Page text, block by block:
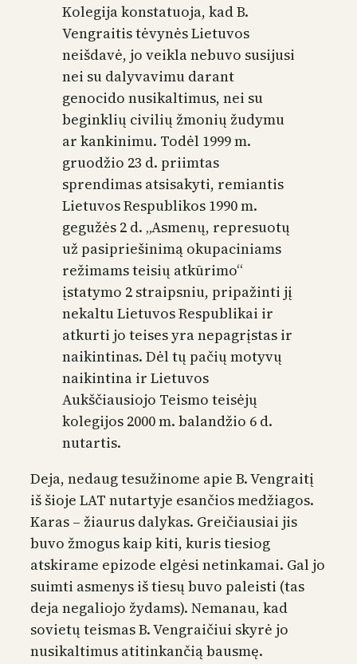
Kolegija konstatuoja, kad B.
Vengraitis tėvynės Lietuvos
neišdavė, jo veikla nebuvo susijusi
nei su dalyvavimu darant
genocido nusikaltimus, nei su
beginklių civilių žmonių žudymu
ar kankinimu. Todėl 1999 m.
gruodžio 23 d. priimtas
sprendimas atsisakyti, remiantis
Lietuvos Respublikos 1990 m.
gegužės 2 d. „Asmenų, represuotų
už pasipriešinimą okupaciniams
režimams teisių atkūrimo“
įstatymo 2 straipsniu, pripažinti jį
nekaltu Lietuvos Respublikai ir
atkurti jo teises yra nepagrįstas ir
naikintinas. Dėl tų pačių motyvų
naikintina ir Lietuvos
Aukščiausiojo Teismo teisėjų
kolegijos 2000 m. balandžio 6 d.
nutartis.
Deja, nedaug tesužinome apie B. Vengraitį
iš šioje LAT nutartyje esančios medžiagos.
Karas – žiaurus dalykas. Greičiausiai jis
buvo žmogus kaip kiti, kuris tiesiog
atskirame epizode elgėsi netinkamai. Gal jo
suimti asmenys iš tiesų buvo paleisti (tas
deja negaliojo žydams). Nemanau, kad
sovietų teismas B. Vengraičiui skyrė jo
nusikaltimus atitinkančią bausmę.